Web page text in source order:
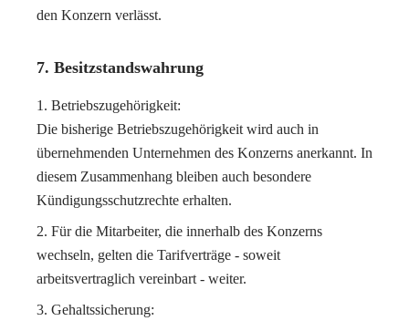
den Konzern verlässt.
7. Besitzstandswahrung
Betriebszugehörigkeit:
Die bisherige Betriebszugehörigkeit wird auch in
übernehmenden Unternehmen des Konzerns anerkannt. In
diesem Zusammenhang bleiben auch besondere
Kündigungsschutzrechte erhalten.
Für die Mitarbeiter, die innerhalb des Konzerns
wechseln, gelten die Tarifverträge - soweit
arbeitsvertraglich vereinbart - weiter.
Gehaltssicherung: